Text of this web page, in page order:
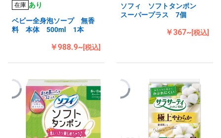
在庫 あり
ベビー全身泡ソープ 無香
料 本体 500ml 1本
￥988.9~[税込]
ソフィ ソフトタンポン
スーパープラス 7個
￥367~[税込]